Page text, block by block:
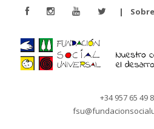
|
+34 957 65 49